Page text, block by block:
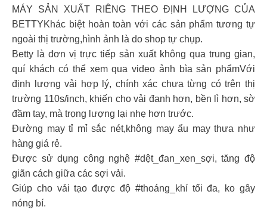
MÁY SẢN XUẤT RIÊNG THEO ĐỊNH LƯỢNG CỦA
BETTYKhác biệt hoàn toàn với các sản phẩm tương tự
ngoài thị trường,hình ảnh là do shop tự chụp.
Betty là đơn vị trực tiếp sản xuất không qua trung gian,
quí khách có thể xem qua video ảnh bìa sản phẩmVới
định lượng vải hợp lý, chính xác chưa từng có trên thị
trường 110s/inch, khiến cho vải đanh hơn, bền lì hơn, sờ
đầm tay, mà trọng lượng lại nhẹ hơn trước.
Đường may tỉ mỉ sắc nét,không may ẩu may thưa như
hàng giá rẻ.
Được sử dụng công nghệ #dệt_đan_xen_sợi, tăng độ
giãn cách giữa các sợi vải.
Giúp cho vải tạo được độ #thoáng_khí tối đa, ko gây
nóng bí.